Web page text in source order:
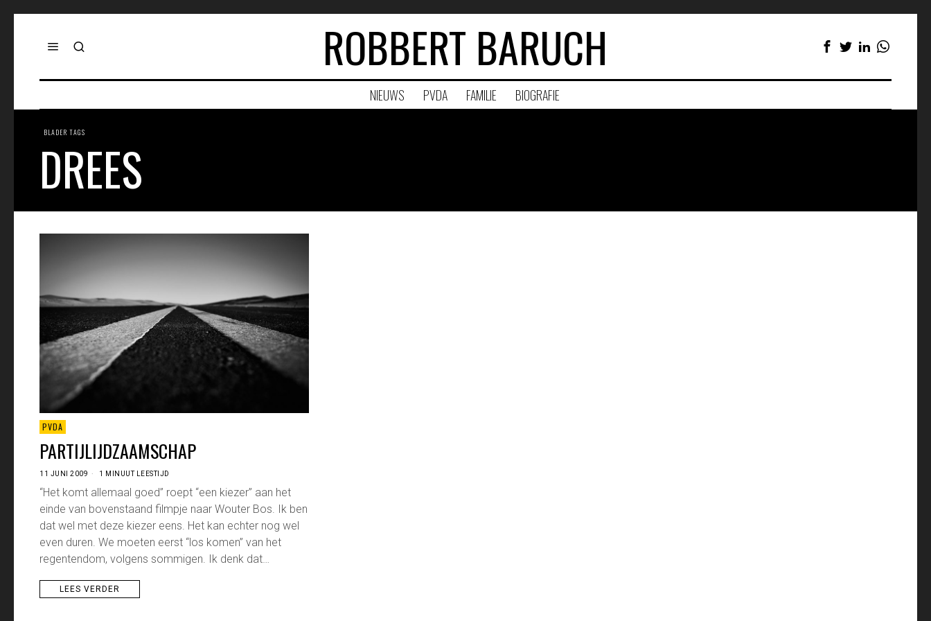
ROBBERT BARUCH
NIEUWS PVDA FAMILIE BIOGRAFIE
BLADER TAGS
DREES
PVDA
PARTIJLIJDZAAMSCHAP
11 JUNI 2009 1 MINUUT LEESTIJD
“Het komt allemaal goed” roept “een kiezer” aan het
einde van bovenstaand filmpje naar Wouter Bos. Ik ben
dat wel met deze kiezer eens. Het kan echter nog wel
even duren. We moeten eerst “los komen” van het
regentendom, volgens sommigen. Ik denk dat…
LEES VERDER